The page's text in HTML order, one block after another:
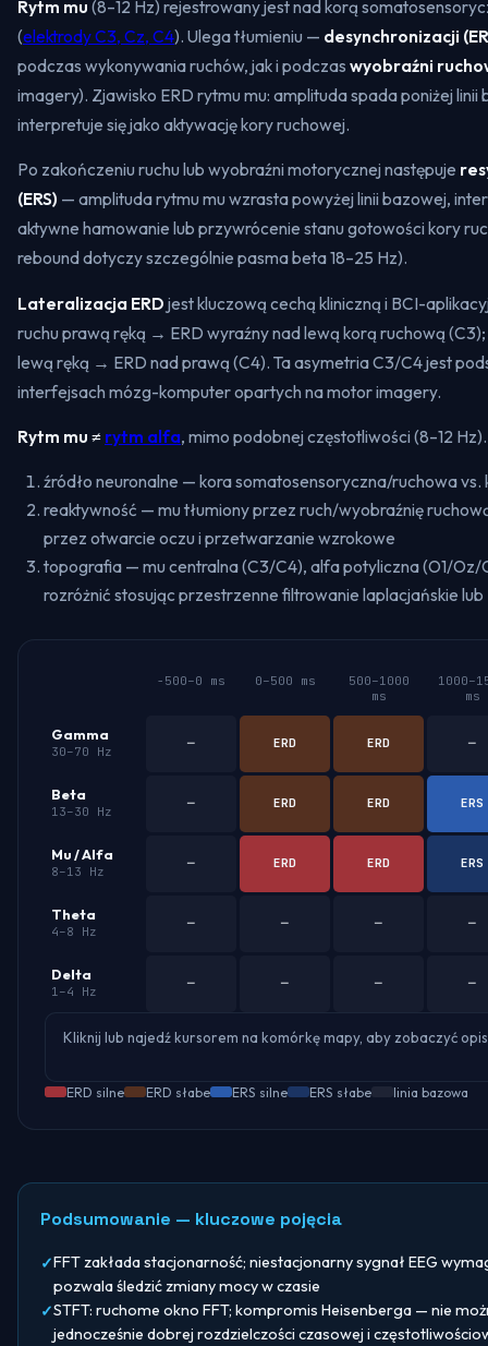
Rytm mu (8–12 Hz) rejestrowany jest nad korą
(elektrody C3, Cz, C4). Ulega tłumieniu — desynchronizacji
podczas wykonywania ruchów, jak i podczas wyobraźni
imagery). Zjawisko ERD rytmu mu: amplituda spada poniżej linii
interpretuje się jako aktywację kory ruchowej.
Po zakończeniu ruchu lub wyobraźni motorycznej następuje
(ERS) — amplituda rytmu mu wzrasta powyżej linii bazowej,
aktywne hamowanie lub przywrócenie stanu gotowości kory
rebound dotyczy szczególnie pasma beta 18–25 Hz).
Lateralizacja ERD jest kluczową cechą kliniczną i BCI-
ruchu prawą ręką → ERD wyraźny nad lewą korą ruchową
lewą ręką → ERD nad prawą (C4). Ta asymetria C3/C4 jest
interfejsach mózg-komputer opartych na motor imagery.
Rytm mu ≠ rytm alfa, mimo podobnej częstotliwości (8–12
źródło neuronalne — kora somatosensoryczna/ruchowa vs.
reaktywność — mu tłumiony przez ruch/wyobraźnię
przez otwarcie oczu i przetwarzanie wzrokowe
topografia — mu centralna (C3/C4), alfa potyliczna (O1/Oz/
rozróżnić stosując przestrzenne filtrowanie laplacjańskie
−500–0 ms 0–500 ms
500–1000
ms
ms
Gamma
30–70 Hz
─ ERD ERD ─
Beta
13–30 Hz
─ ERD ERD ERS
Mu / Alfa
8–13 Hz
─ ERD ERD ERS
Theta
4–8 Hz
─ ─ ─ ─
Delta
1–4 Hz
─ ─ ─ ─
Kliknij lub najedź kursorem na komórkę mapy, aby zobaczyć
ERD silne ERD słabe ERS silne ERS słabe linia bazowa
Podsumowanie — kluczowe pojęcia
FFT zakłada stacjonarność; niestacjonarny sygnał EEG
pozwala śledzić zmiany mocy w czasie
STFT: ruchome okno FFT; kompromis Heisenberga — nie
jednocześnie dobrej rozdzielczości czasowej i